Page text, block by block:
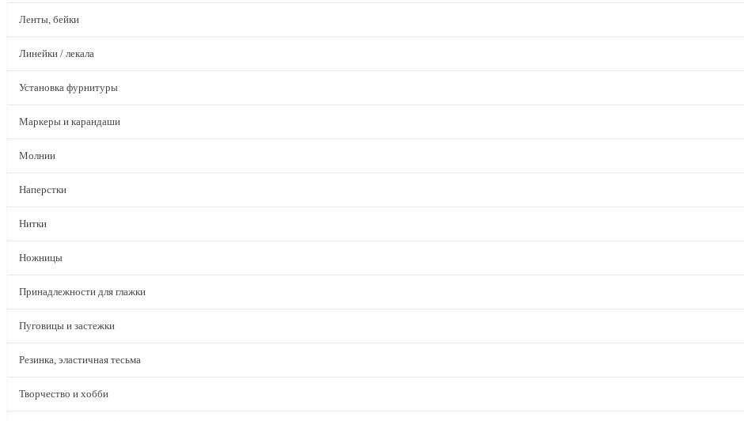
Ленты, бейки
Линейки / лекала
Установка фурнитуры
Маркеры и карандаши
Молнии
Наперстки
Нитки
Ножницы
Принадлежности для глажки
Пуговицы и застежки
Резинка, эластичная тесьма
Творчество и хобби